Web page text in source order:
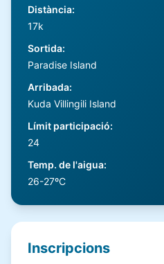
Distància:
17k
Sortida:
Paradise Island
Arribada:
Kuda Villingili Island
Límit participació:
24
Temp. de l'aigua:
26-27ºC
Inscripcions